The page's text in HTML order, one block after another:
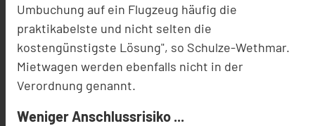
Umbuchung auf ein Flugzeug häufig die
praktikabelste und nicht selten die
kostengünstigste Lösung", so Schulze-Wethmar.
Mietwagen werden ebenfalls nicht in der
Verordnung genannt.
Weniger Anschlussrisiko ...